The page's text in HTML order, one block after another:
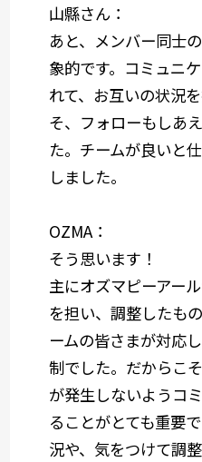
山縣さん：
あと、メンバー同士
象的です。コミュニ
れて、お互いの状況
そ、フォローもしあ
た。チームが良いと
しました。
OZMA：
そう思います！
主にオズマピーアー
を担い、調整したも
ームの皆さまが対応
制でした。だからこ
が発生しないようコ
ることがとても重要
況や、気をつけて調